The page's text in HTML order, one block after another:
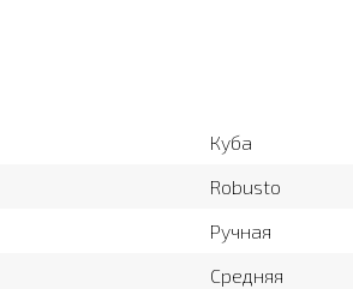
Куба
Robusto
Ручная
Средняя